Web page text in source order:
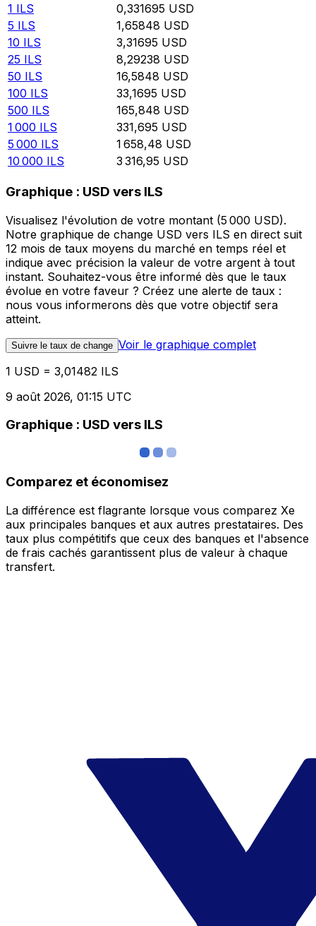
1 ILS 0,331695 USD
5 ILS 1,65848 USD
10 ILS 3,31695 USD
25 ILS 8,29238 USD
50 ILS 16,5848 USD
100 ILS 33,1695 USD
500 ILS 165,848 USD
1 000 ILS 331,695 USD
5 000 ILS 1 658,48 USD
10 000 ILS 3 316,95 USD
Graphique : USD vers ILS
Visualisez l'évolution de votre montant (5 000 USD).
Notre graphique de change USD vers ILS en direct suit
12 mois de taux moyens du marché en temps réel et
indique avec précision la valeur de votre argent à tout
instant. Souhaitez-vous être informé dès que le taux
évolue en votre faveur ? Créez une alerte de taux :
nous vous informerons dès que votre objectif sera
atteint.
Suivre le taux de change Voir le graphique complet
1 USD = 3,01482 ILS
9 août 2026, 01:15 UTC
Graphique : USD vers ILS
Comparez et économisez
La différence est flagrante lorsque vous comparez Xe
aux principales banques et aux autres prestataires. Des
taux plus compétitifs que ceux des banques et l'absence
de frais cachés garantissent plus de valeur à chaque
transfert.